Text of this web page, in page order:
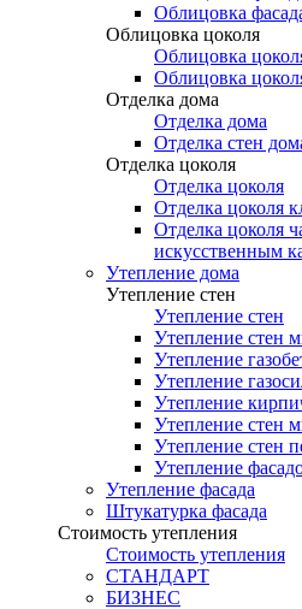
Облицовка
Облицовка цоколя
Облицовка
Облицовка
Отделка дома
Отделка дома
Отделка стен
Отделка цоколя
Отделка цоколя
Отделка цоколя
Отделка цоколя
искусственным
Утепление дома
Утепление стен
Утепление стен
Утепление стен
Утепление
Утепление
Утепление
Утепление стен
Утепление стен
Утепление
Утепление фасада
Штукатурка фасада
Стоимость утепления
Стоимость утепления
СТАНДАРТ
БИЗНЕС